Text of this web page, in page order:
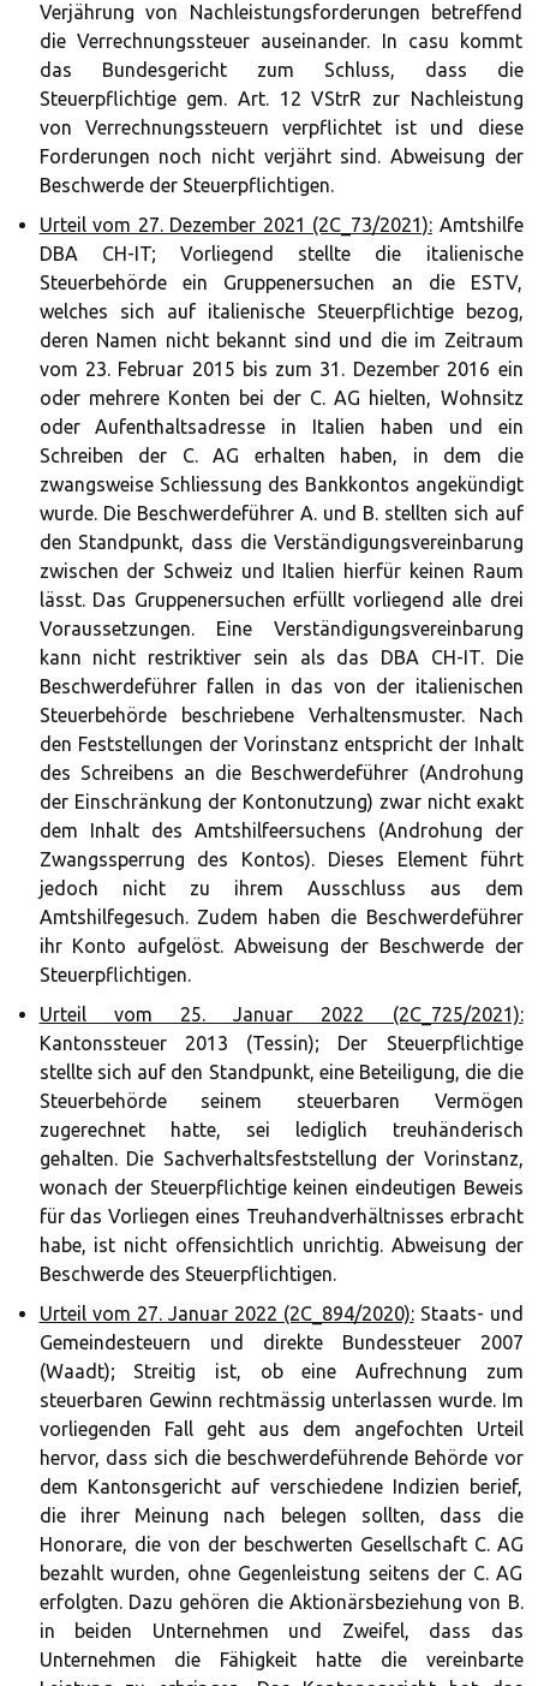
Verjährung von Nachleistungsforderungen betreffend
die Verrechnungssteuer auseinander. In casu kommt
das Bundesgericht zum Schluss, dass die
Steuerpflichtige gem. Art. 12 VStrR zur Nachleistung
von Verrechnungssteuern verpflichtet ist und diese
Forderungen noch nicht verjährt sind. Abweisung der
Beschwerde der Steuerpflichtigen.
Urteil vom 27. Dezember 2021 (2C_73/2021): Amtshilfe
DBA CH-IT; Vorliegend stellte die italienische
Steuerbehörde ein Gruppenersuchen an die ESTV,
welches sich auf italienische Steuerpflichtige bezog,
deren Namen nicht bekannt sind und die im Zeitraum
vom 23. Februar 2015 bis zum 31. Dezember 2016 ein
oder mehrere Konten bei der C. AG hielten, Wohnsitz
oder Aufenthaltsadresse in Italien haben und ein
Schreiben der C. AG erhalten haben, in dem die
zwangsweise Schliessung des Bankkontos angekündigt
wurde. Die Beschwerdeführer A. und B. stellten sich auf
den Standpunkt, dass die Verständigungsvereinbarung
zwischen der Schweiz und Italien hierfür keinen Raum
lässt. Das Gruppenersuchen erfüllt vorliegend alle drei
Voraussetzungen. Eine Verständigungsvereinbarung
kann nicht restriktiver sein als das DBA CH-IT. Die
Beschwerdeführer fallen in das von der italienischen
Steuerbehörde beschriebene Verhaltensmuster. Nach
den Feststellungen der Vorinstanz entspricht der Inhalt
des Schreibens an die Beschwerdeführer (Androhung
der Einschränkung der Kontonutzung) zwar nicht exakt
dem Inhalt des Amtshilfeersuchens (Androhung der
Zwangssperrung des Kontos). Dieses Element führt
jedoch nicht zu ihrem Ausschluss aus dem
Amtshilfegesuch. Zudem haben die Beschwerdeführer
ihr Konto aufgelöst. Abweisung der Beschwerde der
Steuerpflichtigen.
Urteil vom 25. Januar 2022 (2C_725/2021):
Kantonssteuer 2013 (Tessin); Der Steuerpflichtige
stellte sich auf den Standpunkt, eine Beteiligung, die die
Steuerbehörde seinem steuerbaren Vermögen
zugerechnet hatte, sei lediglich treuhänderisch
gehalten. Die Sachverhaltsfeststellung der Vorinstanz,
wonach der Steuerpflichtige keinen eindeutigen Beweis
für das Vorliegen eines Treuhandverhältnisses erbracht
habe, ist nicht offensichtlich unrichtig. Abweisung der
Beschwerde des Steuerpflichtigen.
Urteil vom 27. Januar 2022 (2C_894/2020):Staats- und
Gemeindesteuern und direkte Bundessteuer 2007
(Waadt); Streitig ist, ob eine Aufrechnung zum
steuerbaren Gewinn rechtmässig unterlassen wurde. Im
vorliegenden Fall geht aus dem angefochten Urteil
hervor, dass sich die beschwerdeführende Behörde vor
dem Kantonsgericht auf verschiedene Indizien berief,
die ihrer Meinung nach belegen sollten, dass die
Honorare, die von der beschwerten Gesellschaft C. AG
bezahlt wurden, ohne Gegenleistung seitens der C. AG
erfolgten. Dazu gehören die Aktionärsbeziehung von B.
in beiden Unternehmen und Zweifel, dass das
Unternehmen die Fähigkeit hatte die vereinbarte